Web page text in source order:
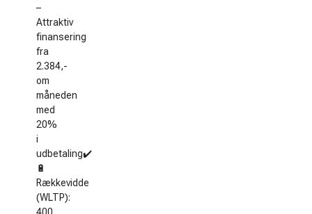
–
Attraktiv
finansering
fra
2.384,-
om
måneden
med
20%
i
udbetaling✔️
🔋
Rækkevidde
(WLTP):